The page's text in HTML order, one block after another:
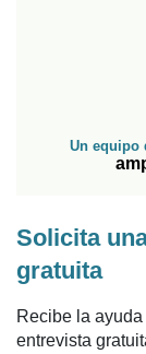
Un equipo
Solicita
gratuita
Recibe la
entrevista